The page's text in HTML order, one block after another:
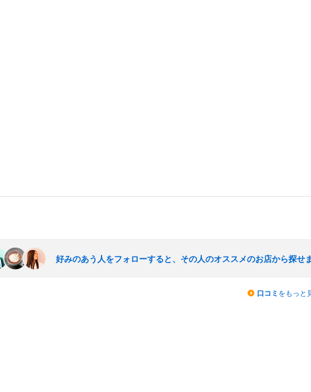
好みのあう人をフォローすると、その人のオススメのお店から探せま
口コミ をもっと